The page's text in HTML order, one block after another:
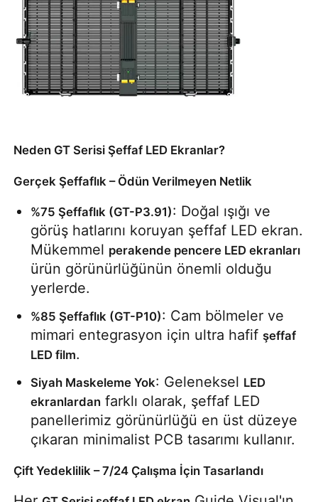
Kalite kontrolü
Bize Ulaşın
Durumlar
Bir İndirim İste
LED Video Duvar Ekranı
LED ekran ekranı
konser led ekranı
Sahne LED ekran kiralama
Cob LED video duvarı
Neden GT Serisi Şeffaf LED Ekranlar?
Gerçek Şeffaflık – Ödün Verilmeyen Netlik
%75 Şeffaflık (GT-P3.91): Doğal ışığı ve
görüş hatlarını koruyan şeffaf LED ekran.
Mükemmel perakende pencere LED ekranları
ürün görünürlüğünün önemli olduğu
yerlerde.
%85 Şeffaflık (GT-P10): Cam bölmeler ve
mimari entegrasyon için ultra hafif şeffaf
LED film.
Siyah Maskeleme Yok: Geleneksel LED
ekranlardan farklı olarak, şeffaf LED
panellerimiz görünürlüğü en üst düzeye
çıkaran minimalist PCB tasarımı kullanır.
Çift Yedeklilik – 7/24 Çalışma İçin Tasarlandı